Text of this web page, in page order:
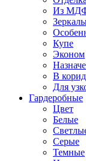
Из
Купе
Эконом
В
Для
Гардеробные
Цвет
Белые
Серые
Темные